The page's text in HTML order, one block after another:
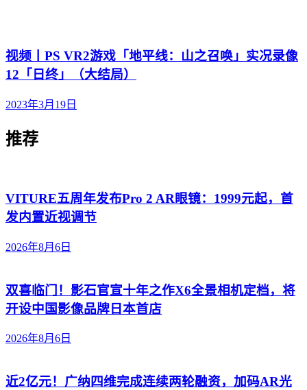
视频丨PS VR2游戏「地平线：山之召唤」实况录像
12「日终」（大结局）
2023年3月19日
推荐
VITURE五周年发布Pro 2 AR眼镜：1999元起，首
发内置近视调节
2026年8月6日
双喜临门！影石官宣十年之作X6全景相机定档，将
开设中国影像品牌日本首店
2026年8月6日
近2亿元！广纳四维完成连续两轮融资，加码AR光